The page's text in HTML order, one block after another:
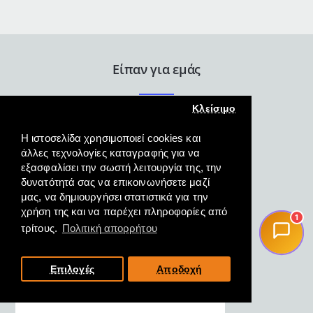
Η ιστοσελίδα χρησιμοποιεί cookies και
άλλες τεχνολογίες καταγραφής για να
εξασφαλίσει την σωστή λειτουργία της, την
δυνατότητά σας να επικοινωνήσετε μαζί
μας, να δημιουργήσει στατιστικά για την
χρήση της και να παρέχει πληροφορίες από
τρίτους. Πολιτική απορρήτου
Κλείσιμο
Επιλογές Αποδοχή
Είπαν για εμάς
Άψογη εξυπηρέτηση γρήγορη
και κατατοπιστική και η
παραλαβή του προϊόντος
άμεση.
ΜΑΓΓΟΣ, ΦΛΩΡΙΝΑ,
1